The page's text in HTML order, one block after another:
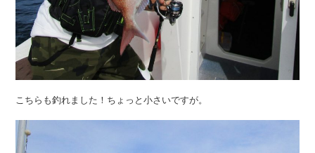
こちらも釣れました！ちょっと小さいですが。